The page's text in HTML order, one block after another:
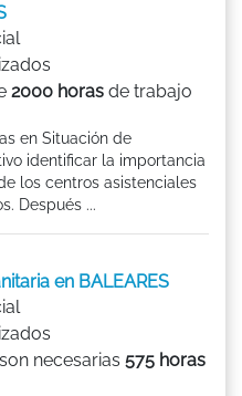
2000 horas de trabajo
en Situación de
identificar la importancia
los centros asistenciales
Después ...
en BALEARES
necesarias 575 horas